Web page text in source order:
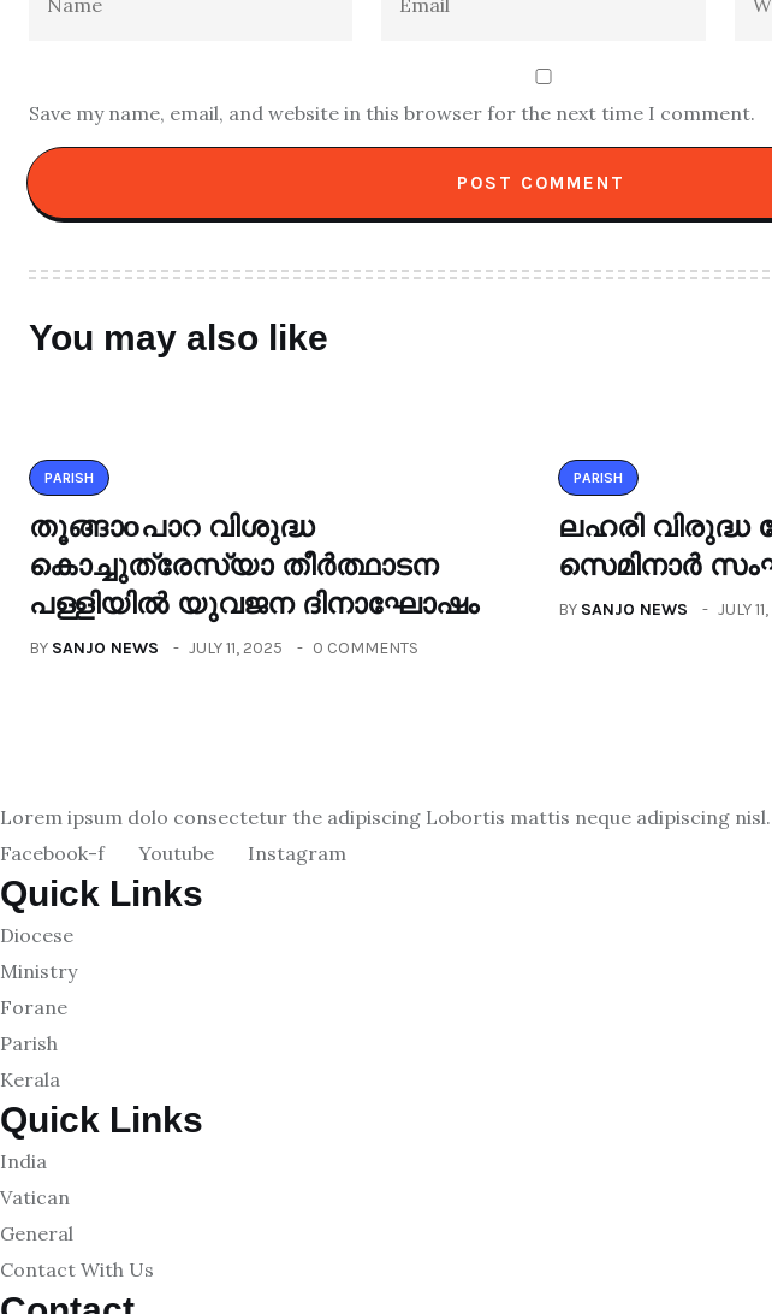
Save my name, email, and website in this browser for the next time I comment.
You may also like
PARISH
തൂങ്ങാoപാറ വിശുദ്ധ
കൊച്ചുത്രേസ്യാ തീർത്ഥാടന
പള്ളിയിൽ യുവജന ദിനാഘോഷം
BY SANJO NEWS JULY 11, 2025 0 COMMENTS
PARISH
ലഹരി
സെമിനാർ
BY SANJO NEWS JULY
Lorem ipsum dolo consectetur the adipiscing Lobortis mattis neque adipiscing nisl.
Facebook-f
Youtube Instagram
Quick Links
Diocese
Ministry
Forane
Parish
Kerala
Quick Links
India
Vatican
General
Contact With Us